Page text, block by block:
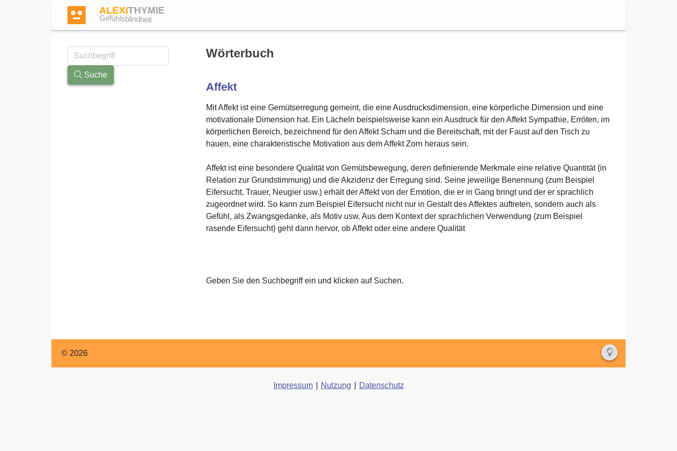
ALEXITHYMIE
Gefühlsblindheit
Anmelden
Englisch
Suche
Wörterbuch
Affekt
Mit Affekt ist eine Gemütserregung gemeint, die eine Ausdrucksdimension, eine körperliche Dimension und eine
motivationale Dimension hat. Ein Lächeln beispielsweise kann ein Ausdruck für den Affekt Sympathie, Erröten, im
körperlichen Bereich, bezeichnend für den Affekt Scham und die Bereitschaft, mit der Faust auf den Tisch zu
hauen, eine charakteristische Motivation aus dem Affekt Zorn heraus sein.
Affekt ist eine besondere Qualität von Gemütsbewegung, deren definierende Merkmale eine relative Quantität (in
Relation zur Grundstimmung) und die Akzidenz der Erregung sind. Seine jeweilige Benennung (zum Beispiel
Eifersucht, Trauer, Neugier usw.) erhält der Affekt von der Emotion, die er in Gang bringt und der er sprachlich
zugeordnet wird. So kann zum Beispiel Eifersucht nicht nur in Gestalt des Affektes auftreten, sondern auch als
Gefühl, als Zwangsgedanke, als Motiv usw. Aus dem Kontext der sprachlichen Verwendung (zum Beispiel
rasende Eifersucht) geht dann hervor, ob Affekt oder eine andere Qualität
Geben Sie den Suchbegriff ein und klicken auf Suchen.
© 2026
Impressum Nutzung Datenschutz